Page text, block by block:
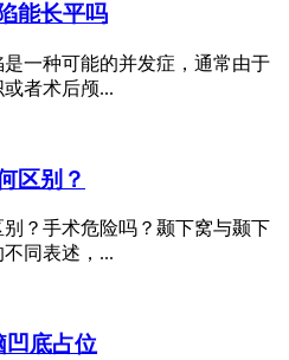
能长平吗
一种可能的并发症，通常由于
者术后颅...
区别？
？手术危险吗？颞下窝与颞下
同表述，...
凹底占位